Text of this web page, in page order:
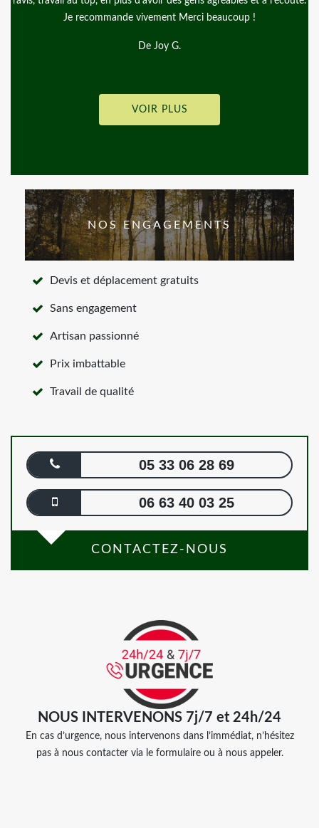
vivement Merci beaucoup !
VOIR PLUS
NOS ENGAGEMENTS
Devis et déplacement gratuits
Sans engagement
Artisan passionné
Prix imbattable
Travail de qualité
05 33 06 28 69
06 63 40 03 25
CONTACTEZ-NOUS
NOUS INTERVENONS 7j/7 et 24h/24
En cas d’urgence, nous intervenons dans l’immédiat, n’hésitez
pas à nous contacter via le formulaire ou à nous appeler.